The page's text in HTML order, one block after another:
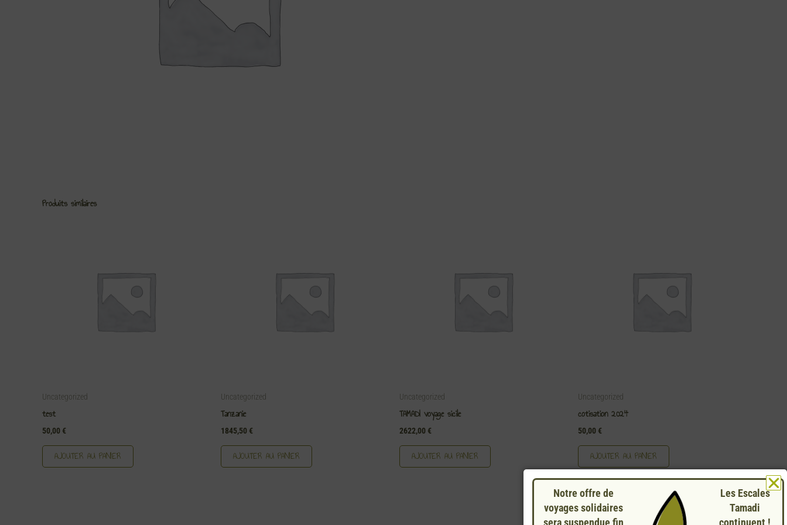
Produits similaires
Uncategorized
test
50,00 €
AJOUTER AU PANIER
Uncategorized
Tanzanie
1845,50 €
AJOUTER AU PANIER
Uncategorized
TAMADI voyage sicile
2622,00 €
AJOUTER AU PANIER
Uncategorized
cotisation 2024
50,00 €
AJOUTER AU PANIER
Notre offre de
voyages solidaires
sera suspendue fin
Les Escales
Tamadi
continuent !